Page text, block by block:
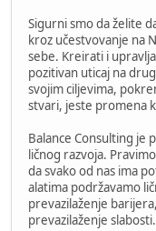
Sigurni smo da želite
kroz učestvovanje na
sebe. Kreirati i
pozitivan uticaj na
svojim ciljevima,
stvari, jeste promena
Balance Consulting je
ličnog razvoja.
da svako od nas ima
alatima podržavamo
prevazilaženje
prevazilaženje slabosti.